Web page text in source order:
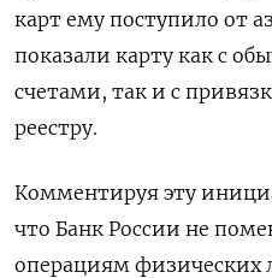
карт ему поступило от
показали карту как с
счетами, так и с
реестру.
Комментируя эту
что Банк России не
операциям физических